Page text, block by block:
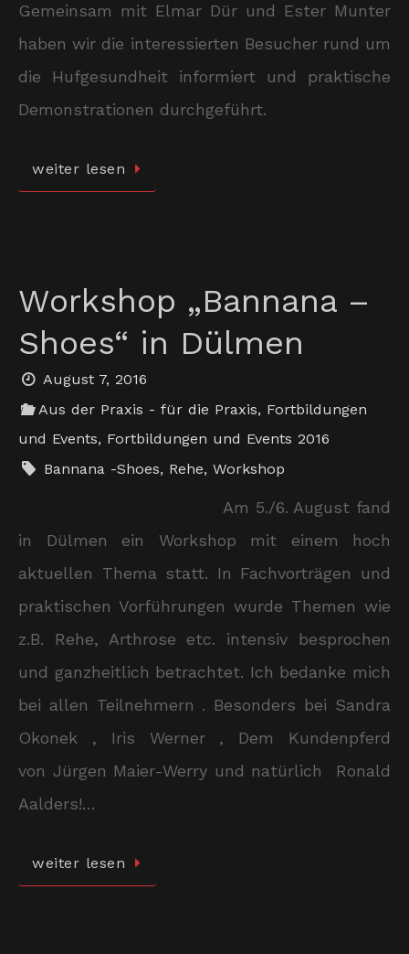
Gemeinsam mit Elmar Dür und Ester Munter
haben wir die interessierten Besucher rund um
die Hufgesundheit informiert und praktische
Demonstrationen durchgeführt.
weiter lesen
Workshop „Bannana –
Shoes“ in Dülmen
August 7, 2016
Aus der Praxis - für die Praxis, Fortbildungen
und Events, Fortbildungen und Events 2016
Bannana -Shoes, Rehe,Workshop
Am 5./6. August fand
in Dülmen ein Workshop mit einem hoch
aktuellen Thema statt. In Fachvorträgen und
praktischen Vorführungen wurde Themen wie
z.B. Rehe, Arthrose etc. intensiv besprochen
und ganzheitlich betrachtet. Ich bedanke mich
bei allen Teilnehmern . Besonders bei Sandra
Okonek , Iris Werner , Dem Kundenpferd
von Jürgen Maier-Werry und natürlich Ronald
Aalders!…
weiter lesen